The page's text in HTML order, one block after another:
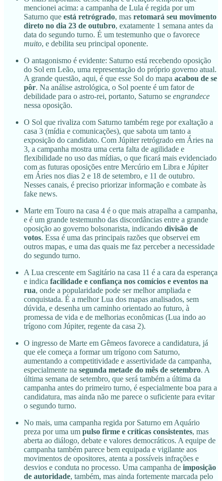
mencionei acima: a campanha de Lula é regida por um
Saturno que está retrógrado, mas retomará seu movimento
direto no dia 23 de outubro, exatamente 1 semana antes da
data do segundo turno. É um testemunho que o favorece
muito, e debilita seu principal oponente.
O antagonismo é evidente: Saturno está recebendo oposição
do Sol em Leão, uma representação do próprio governo atual.
A grande questão, aqui, é que esse Sol do mapa acabou de se
pôr. Na análise astrológica, o Sol poente é um fator de
debilidade para o astro-rei, portanto, Saturno se engrandece
nessa oposição.
O Sol que rivaliza com Saturno também rege por exaltação a
casa 3 (mídia e comunicações), que sabota um tanto a
exposição do candidato. Com Júpiter retrógrado em Áries na
3, a campanha mostra uma certa falta de agilidade e
flexibilidade no uso das mídias, o que ficará mais evidenciado
com as futuras oposições entre Mercúrio em Libra e Júpiter
em Áries nos dias 2 e 18 de setembro, e 11 de outubro.
Nesses canais, é preciso priorizar informação e combate às
fake news.
Marte em Touro na casa 4 é o que mais atrapalha a campanha,
e é um grande testemunho das discordâncias entre a grande
oposição ao governo bolsonarista, indicando divisão de
votos. Essa é uma das principais razões que observei em
outros mapas, e uma das quais me faz perceber a necessidade
do segundo turno.
A Lua crescente em Sagitário na casa 11 é a cara da esperança
e indica facilidade e confiança nos comícios e eventos na
rua, onde a popularidade pode ser melhor ampliada e
conquistada. É a melhor Lua dos mapas analisados, sem
dúvida, e desenha um caminho orientado ao futuro, à
promessa de vida e de melhorias econômicas (Lua indo ao
trígono com Júpiter, regente da casa 2).
O ingresso de Marte em Gêmeos favorece a candidatura, já
que ele começa a formar um trígono com Saturno,
aumentando a competitividade e assertividade da campanha,
especialmente na segunda metade do mês de setembro. A
última semana de setembro, que será também a última da
campanha antes do primeiro turno, é especialmente boa para a
candidatura, mas ainda não me parece o suficiente para evitar
o segundo turno.
No mais, uma campanha regida por Saturno em Aquário
preza por uma um pulso firme e críticas consistentes, mas
aberta ao diálogo, debate e valores democráticos. A equipe de
campanha também parece bem equipada e vigilante aos
movimentos de opositores, atenta a possíveis infrações e
desvios e conduta no processo. Uma campanha de imposição
de autoridade, também, mas ainda fortemente marcada pelo